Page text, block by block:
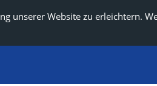
unserer Website zu erleichtern.